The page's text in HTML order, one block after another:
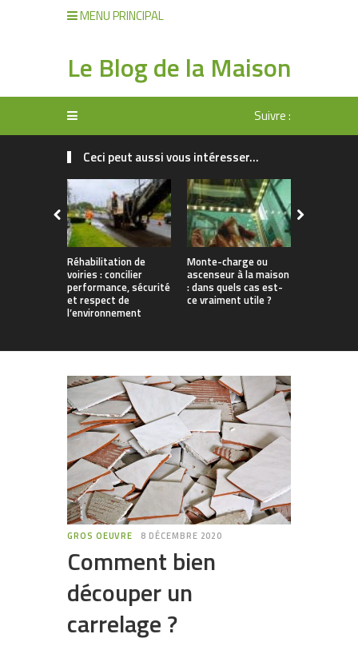
MENU PRINCIPAL
Le Blog de la Maison
Suivre :
Ceci peut aussi vous intéresser...
Réhabilitation de
voiries : concilier
performance, sécurité
et respect de
l’environnement
Monte-charge ou
ascenseur à la maison
: dans quels cas est-
ce vraiment utile ?
GROS OEUVRE 8 DÉCEMBRE 2020
Comment bien
découper un
carrelage ?